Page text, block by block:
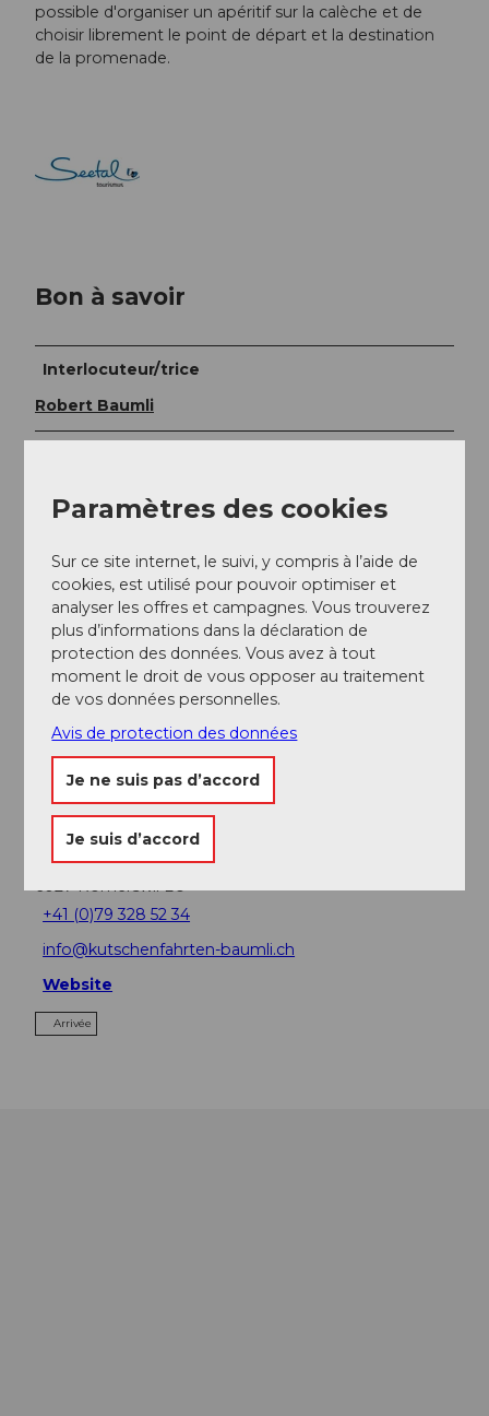
possible d'organiser un apéritif sur la calèche et de
choisir librement le point de départ et la destination
de la promenade.
Bon à savoir
Interlocuteur/trice
Robert Baumli
A proximité Regarder sur la carte
A voir
Contact
Kutschenfahrten Baumli
Chäppeliacher 15
6027Römerswil LU
+41 (0)79 328 52 34
info@kutschenfahrten-baumli.ch
Website
Arrivée
Paramètres des cookies
Sur ce site internet, le suivi, y compris à l’aide de
cookies, est utilisé pour pouvoir optimiser et
analyser les offres et campagnes. Vous trouverez
plus d’informations dans la déclaration de
protection des données. Vous avez à tout
moment le droit de vous opposer au traitement
de vos données personnelles.
Avis de protection des données
Je ne suis pas d’accord
Je suis d’accord